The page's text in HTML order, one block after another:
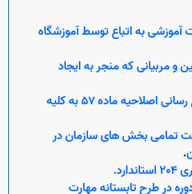
آموزشی به اتباع توسط آموزشگاه
و مربیانی که منجر به ایجاد
20.درخصوص اطلاع رسانی اصلاحیه ماده 57 به کلیه
تمامی بخش های سازمان در
.